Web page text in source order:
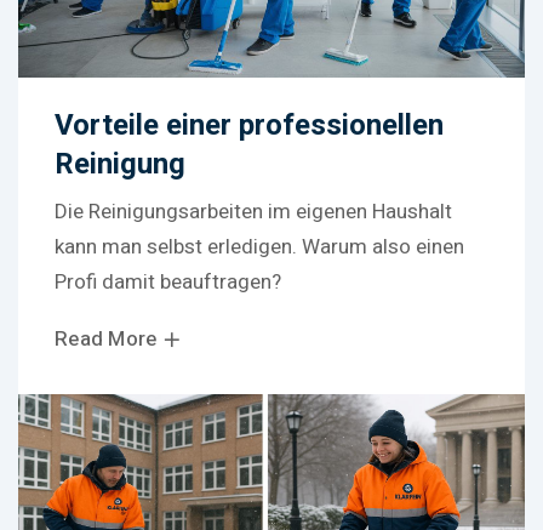
Vorteile einer professionellen
Reinigung
Die Reinigungsarbeiten im eigenen Haushalt
kann man selbst erledigen. Warum also einen
Profi damit beauftragen?
Read More